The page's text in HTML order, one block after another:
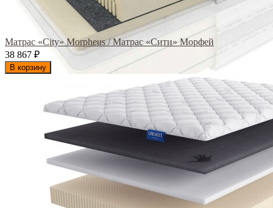
Матрас «City» Morpheus / Матрас «Сити» Морфей
38 867 ₽
В корзину